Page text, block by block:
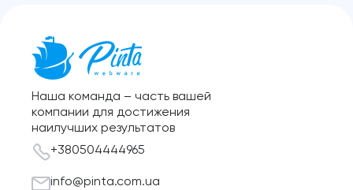
Наша команда – часть вашей
компании для достижения
наилучших результатов
+380504444965
info@pinta.com.ua